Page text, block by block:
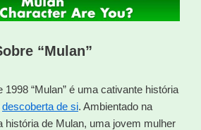
“Mulan”
“Mulan” é uma cativante história
descoberta de si. Ambientado na
história de Mulan, uma jovem mulher